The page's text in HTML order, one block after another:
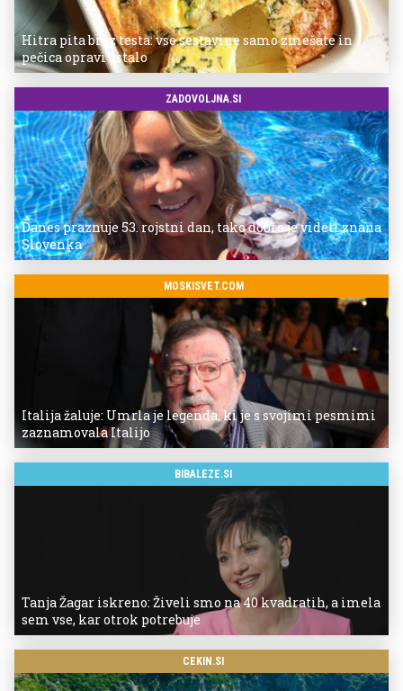
Hitra pita brez testa: vse sestavine samo zmešate in
pečica opravi ostalo
ZADOVOLJNA.SI
Danes praznuje 53. rojstni dan, tako dobro je videti znana
Slovenka
MOSKISVET.COM
Italija žaluje: Umrla je legenda, ki je s svojimi pesmimi
zaznamovala Italijo
BIBALEZE.SI
Tanja Žagar iskreno: Živeli smo na 40 kvadratih, a imela
sem vse, kar otrok potrebuje
CEKIN.SI